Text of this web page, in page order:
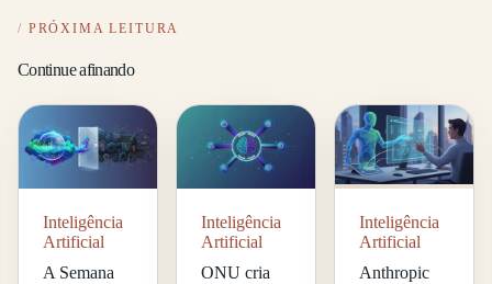
PRÓXIMA LEITURA
Continue afinando
Inteligência
Artificial
A Semana
Inteligência
Artificial
ONU cria
Inteligência
Artificial
Anthropic